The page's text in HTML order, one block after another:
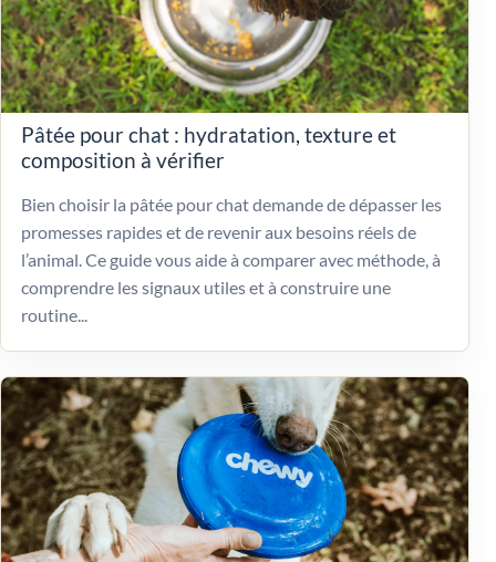
Pâtée pour chat : hydratation, texture et
composition à vérifier
Bien choisir la pâtée pour chat demande de dépasser les
promesses rapides et de revenir aux besoins réels de
l’animal. Ce guide vous aide à comparer avec méthode, à
comprendre les signaux utiles et à construire une
routine...